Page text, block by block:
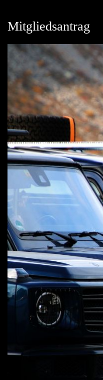
Mitgliedsantrag